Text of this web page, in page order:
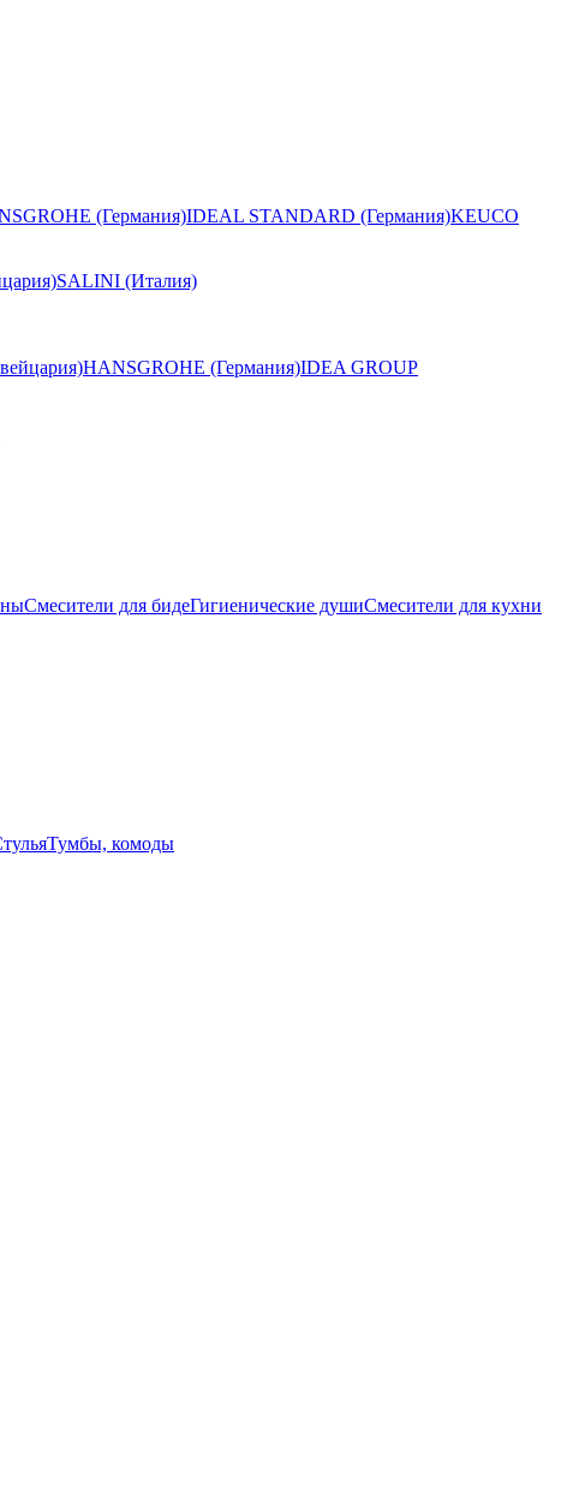
(Германия)IDEAL STANDARD (Германия)KEUCO
SALINI (Италия)
HANSGROHE (Германия)IDEA GROUP
Смесители для бидеГигиенические душиСмесители для кухни
Тумбы, комоды